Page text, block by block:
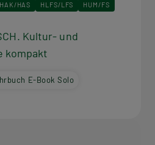
HAK/HAS HLFS/LFS
HUM/FS
Kultur- und
kompakt
E-Book Solo